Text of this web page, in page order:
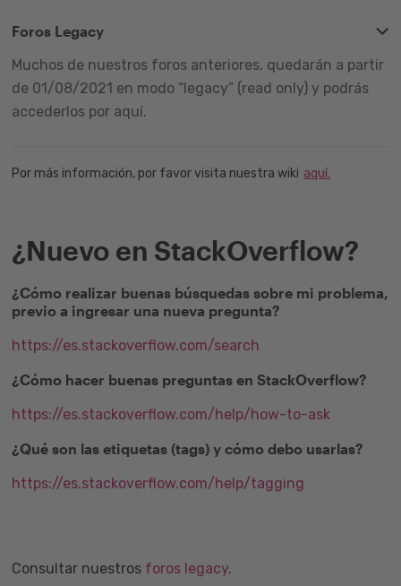
Foros Legacy
Muchos de nuestros foros anteriores, quedarán a partir
de 01/08/2021 en modo “legacy” (read only) y podrás
accederlos por aquí.
Por más información, por favor visita nuestra wiki aquí.
¿Nuevo en StackOverflow?
¿Cómo realizar buenas búsquedas sobre mi problema,
previo a ingresar una nueva pregunta?
https://es.stackoverflow.com/search
¿Cómo hacer buenas preguntas en StackOverflow?
https://es.stackoverflow.com/help/how-to-ask
¿Qué son las etiquetas (tags) y cómo debo usarlas?
https://es.stackoverflow.com/help/tagging
Consultar nuestros foros legacy.